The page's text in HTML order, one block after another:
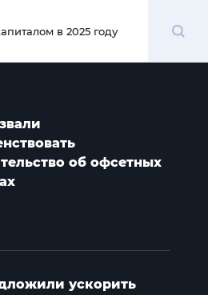
в 2025 году
об офсетных
ускорить